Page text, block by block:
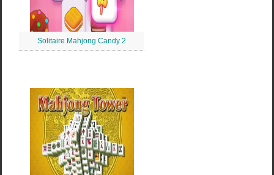
Solitaire Mahjong Candy 2